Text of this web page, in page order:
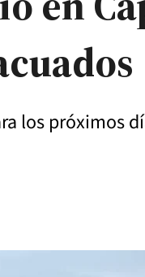
los próximos